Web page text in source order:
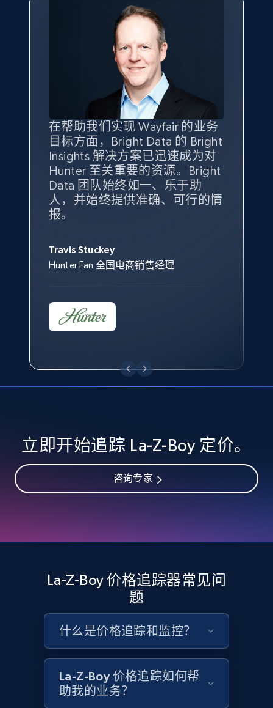
eBay - Gather data on products using
URL, Product id, Title, Seller name, Seller rating,
Seller reviews, Breadcrumbs, Root category, and
more.
2.5K+ 359+ 立即开始
eBay - Collect products from shops on eBay
Seller reviews, Breadcrumbs, Root category, and
more.
URL, Product id, Title, Seller name, Seller rating,
Seller reviews, Breadcrumbs, Root category, and
359+ 立即开始
Google Shopping
more.
2.4K+ 200+ 立即开始
Google Shopping - collects products from
web using keywords
URL, Product id, Title, Product description,
Rating, Reviews count, Images, Variations, and
在帮助我们实现 Wayfair 的业务
目标方面，Bright Data 的 Bright
Insights 解决方案已迅速成为对
Hunter 至关重要的资源。Bright
Data 团队始终如一、乐于助
人，并始终提供准确、可行的情
报。
Travis Stuckey
Hunter Fan 全国电商销售经理
Bright Insights 的数据极大地支
持了我们公司的目标。每个产品
类别的市场份额帮助我们以主要
竞争对手为基准，而供应商的销
售情况则从战术上帮助我们的营
销团队扩大产品种类。
Overstock 的客户战略与洞察总监
我们之所以选择 Bright
Insights，是因为它能够跟踪销
售情况，并绘制对我们业务至关
重要的竞争产品类别图。
Yael Fridman
Keter 的市场总监
借助 Bright Data 的解决方案，
我们获得了对市场领域、产品、
竞争格局以及消费者行为趋势的
独特且全面的洞察。
Beverly Taylor
Kingston Brass, Inc. 商品规划总监
立即开始追踪 La-Z-Boy 定价。
咨询专家
La-Z-Boy 价格追踪器常见问
题
什么是价格追踪和监控？
La-Z-Boy 价格追踪如何帮
助我的业务？